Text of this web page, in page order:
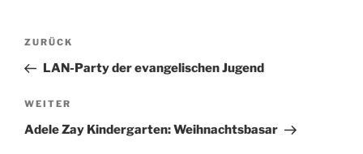
Beitragsnavigation
Vorheriger
Beitrag
ZURÜCK
LAN-Party der evangelischen Jugend
Nächster
Beitrag
WEITER
Adele Zay Kindergarten: Weihnachtsbasar